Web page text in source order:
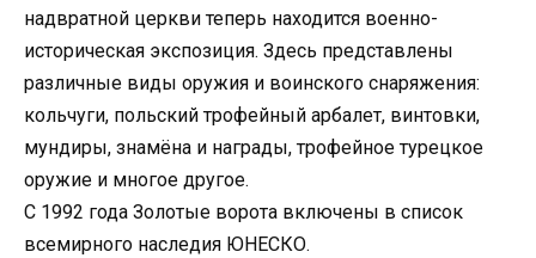
надвратной церкви теперь находится военно-
историческая экспозиция. Здесь представлены
различные виды оружия и воинского снаряжения:
кольчуги, польский трофейный арбалет, винтовки,
мундиры, знамёна и награды, трофейное турецкое
оружие и многое другое.
С 1992 года Золотые ворота включены в список
всемирного наследия ЮНЕСКО.